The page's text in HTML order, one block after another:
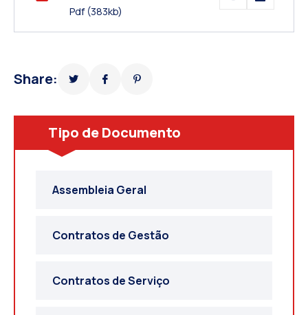
Tipo de Documento
Assembleia Geral
Contratos de Gestão
Contratos de Serviço
Pdf(383kb)
Share: